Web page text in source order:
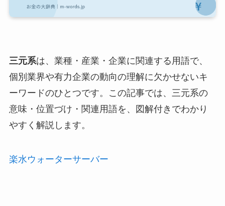
三元系は、業種・産業・企業に関連する用語で、
個別業界や有力企業の動向の理解に欠かせないキ
ーワードのひとつです。この記事では、三元系の
意味・位置づけ・関連用語を、図解付きでわかり
やすく解説します。
楽水ウォーターサーバー